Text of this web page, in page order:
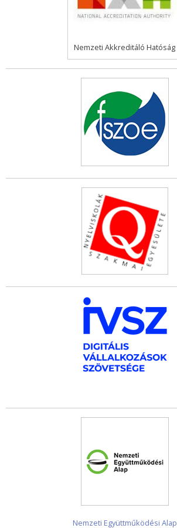
Nemzeti Akkreditáló Hatóság
Nemzeti Együttműködési Alap